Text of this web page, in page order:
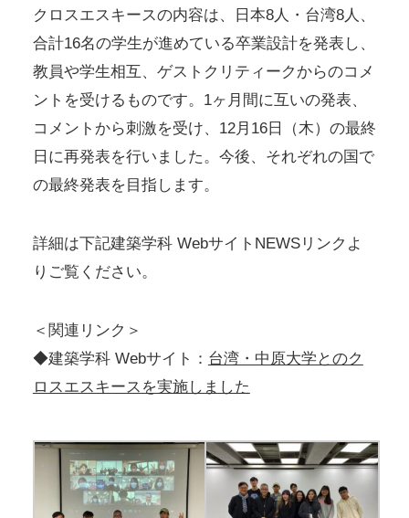
クロスエスキースの内容は、日本8人・台湾8人、
合計16名の学生が進めている卒業設計を発表し、
教員や学生相互、ゲストクリティークからのコメ
ントを受けるものです。1ヶ月間に互いの発表、
コメントから刺激を受け、12月16日（木）の最終
日に再発表を行いました。今後、それぞれの国で
の最終発表を目指します。
詳細は下記建築学科 WebサイトNEWSリンクよ
りご覧ください。
＜関連リンク＞
◆建築学科 Webサイト： 台湾・中原大学とのク
ロスエスキースを実施しました